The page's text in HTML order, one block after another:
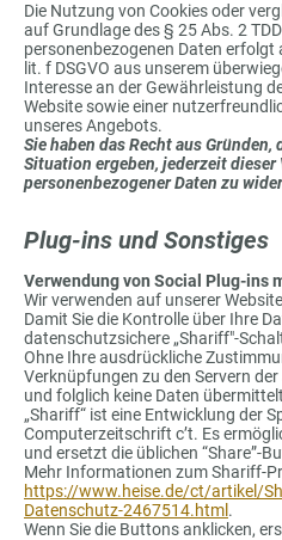
Die Nutzung von Cookies oder
auf Grundlage des § 25 Abs. 2
personenbezogenen Daten erfolgt
lit. f DSGVO aus unserem
Interesse an der Gewährleistung
Website sowie einer
unseres Angebots.
Sie haben das Recht aus
Situation ergeben, jederzeit
personenbezogener Daten zu
Plug-ins und Sonstiges
Verwendung von Social Plug-ins
Wir verwenden auf unserer
Damit Sie die Kontrolle über Ihre
datenschutzsichere „Shariff"-
Ohne Ihre ausdrückliche
Verknüpfungen zu den Servern
und folglich keine Daten
„Shariff“ ist eine Entwicklung der
Computerzeitschrift c’t. Es
und ersetzt die üblichen “Share”-
Mehr Informationen zum Shariff-
https://www.heise.de/ct/artikel/
Datenschutz-2467514.html .
Wenn Sie die Buttons anklicken,